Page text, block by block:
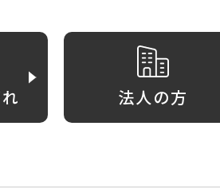
法人の方